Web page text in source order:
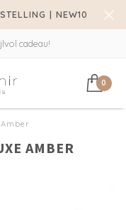
| NEW10
cadeau!
0
AMBER